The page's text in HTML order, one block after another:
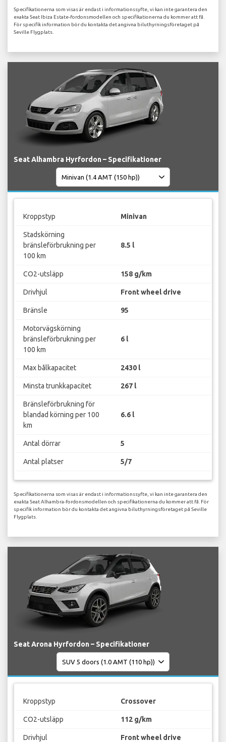
Specifikationerna som visas är endast i informationssyfte, vi kan inte garantera den
exakta Seat Ibiza Estate-fordonsmodellen och specifikationerna du kommer att få.
För specifik information bör du kontakta det angivna biluthyrningsföretaget på
Seville Flygplats.
Seat Alhambra Hyrfordon – Specifikationer
Kroppstyp Minivan
Stadskörning
bränsleförbrukning per
100 km
8.5 l
CO2-utsläpp 158 g/km
Drivhjul Front wheel drive
Bränsle 95
Motorvägskörning
bränsleförbrukning per
100 km
6 l
Max bålkapacitet 2430 l
Minsta trunkkapacitet 267 l
Bränsleförbrukning för
blandad körning per 100
km
6.6 l
Antal dörrar 5
Antal platser 5/7
Specifikationerna som visas är endast i informationssyfte, vi kan inte garantera den
exakta Seat Alhambra-fordonsmodellen och specifikationerna du kommer att få. För
specifik information bör du kontakta det angivna biluthyrningsföretaget på Seville
Flygplats.
Seat Arona Hyrfordon – Specifikationer
Kroppstyp Crossover
CO2-utsläpp 112 g/km
Drivhjul Front wheel drive